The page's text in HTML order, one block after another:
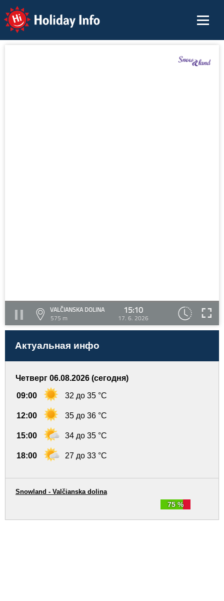
Holiday Info
VALČIANSKA DOLINA
575 m
15:10
17. 6. 2026
Актуальная инфо
Четверг 06.08.2026 (сегодня)
09:00 32 до 35 °C
12:00 35 до 36 °C
15:00 34 до 35 °C
18:00 27 до 33 °C
75 %
Snowland - Valčianska dolina